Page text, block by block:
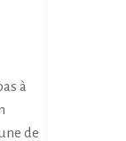
à
de